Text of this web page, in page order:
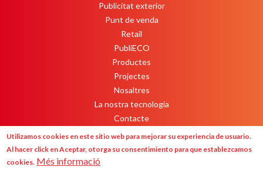
Publicitat exterior
Punt de venda
Retail
PubliECO
Productes
Projectes
Nosaltres
La nostra tecnologia
Contacte
Newsletter
Utilizamos cookies en este sitio web para mejorar su experiencia de usuario.
Al hacer click en Aceptar, otorga su consentimiento para que establezcamos
cookies. Més informació